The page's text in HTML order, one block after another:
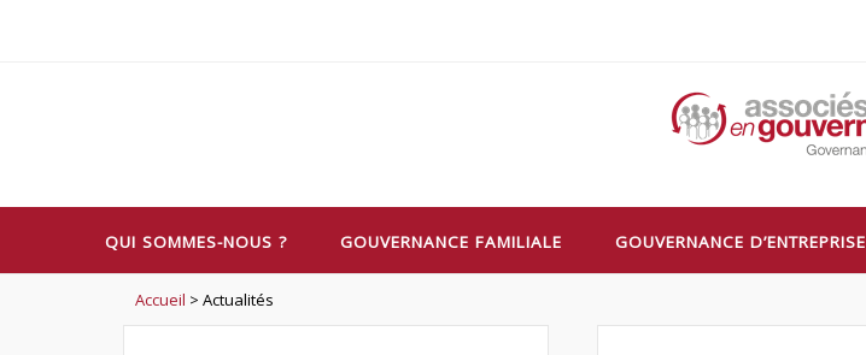
QUI SOMMES-NOUS ? GOUVERNANCE FAMILIALE GOUVERNANCE D’ENTREPRISE
Accueil > Actualités